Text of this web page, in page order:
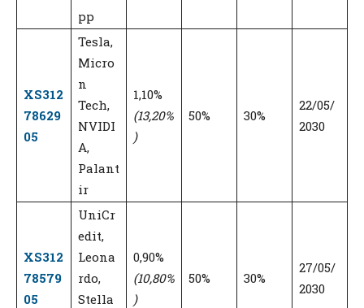
pp
XS312
78629
05
Tesla,
Micro
n
Tech,
NVIDI
A,
Palant
ir
1,10%
(13,20%
)
50% 30%
22/05/
2030
XS312
78579
05
UniCr
edit,
Leona
rdo,
Stella
0,90%
(10,80%
)
50% 30%
27/05/
2030